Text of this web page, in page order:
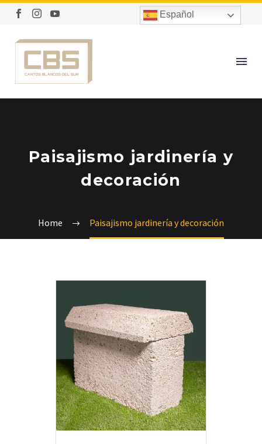
Paisajismo jardinería y
decoración
Home Paisajismo jardinería y decoración
Español